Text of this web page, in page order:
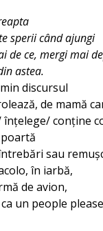
sperii când ajungi
de ce, mergi mai
astea.
discursul
de mamă
înțelege/ conține
sau
în iarbă,
de avion,
un people